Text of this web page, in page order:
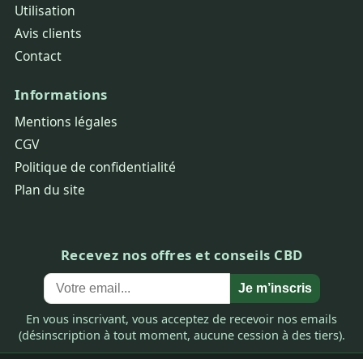
Utilisation
Avis clients
Contact
Informations
Mentions légales
CGV
Politique de confidentialité
Plan du site
Recevez nos offres et conseils CBD
Je m’inscris
En vous inscrivant, vous acceptez de recevoir nos emails
(désinscription à tout moment, aucune cession à des tiers).